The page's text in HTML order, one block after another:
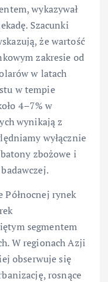
wykazywał
Szacunki
że wartość
zakresie od
w latach
w tempie
4–7% w
wynikają z
wyłącznie
zbożowe i
Północnej rynek
segmentem
W regionach Azji
obserwuje się
rosnące